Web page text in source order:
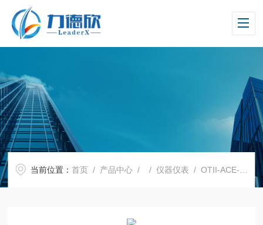
当前位置：首页 / 产品中心 / /仪器仪表 / OTII-ACE-PROQoitech 电源分析记录仪 ARC升级配置